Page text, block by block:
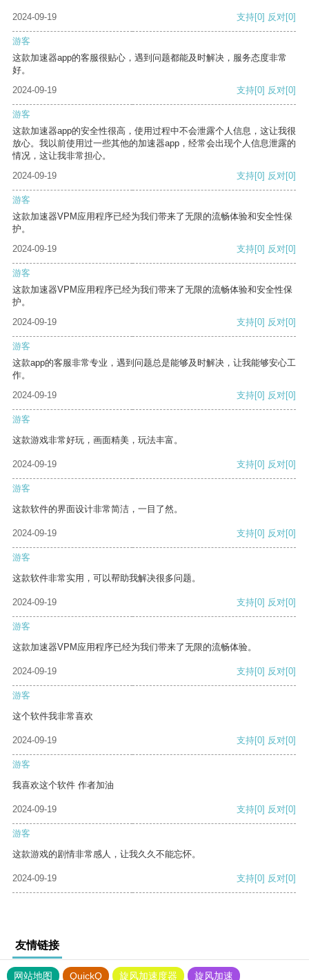
2024-09-19 支持[0] 反对[0]
游客
这款加速器app的客服很贴心，遇到问题都能及时解决，服务态度非常
好。
2024-09-19
支持[0] 反对[0]
游客
这款加速器app的安全性很高，使用过程中不会泄露个人信息，这让我很
放心。我以前使用过一些其他的加速器app，经常会出现个人信息泄露的
情况，这让我非常担心。
2024-09-19
支持[0] 反对[0]
游客
这款加速器VPM应用程序已经为我们带来了无限的流畅体验和安全性保
护。
2024-09-19
支持[0] 反对[0]
游客
这款加速器VPM应用程序已经为我们带来了无限的流畅体验和安全性保
护。
2024-09-19
支持[0] 反对[0]
游客
这款app的客服非常专业，遇到问题总是能够及时解决，让我能够安心工
作。
2024-09-19
支持[0] 反对[0]
游客
这款游戏非常好玩，画面精美，玩法丰富。
2024-09-19 支持[0] 反对[0]
游客
这款软件的界面设计非常简洁，一目了然。
2024-09-19 支持[0] 反对[0]
游客
这款软件非常实用，可以帮助我解决很多问题。
2024-09-19 支持[0] 反对[0]
游客
这款加速器VPM应用程序已经为我们带来了无限的流畅体验。
2024-09-19 支持[0] 反对[0]
游客
这个软件我非常喜欢
2024-09-19 支持[0] 反对[0]
游客
我喜欢这个软件 作者加油
2024-09-19 支持[0] 反对[0]
游客
这款游戏的剧情非常感人，让我久久不能忘怀。
2024-09-19 支持[0] 反对[0]
友情链接
网站地图 QuickQ 旋风加速度器 旋风加速